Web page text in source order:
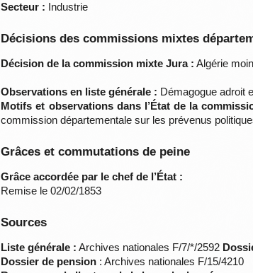
Secteur : Industrie
Décisions des commissions mixtes
Décision de la commission mixte Jura : Algérie
Observations en liste générale : Démagogue adroit
Motifs et observations dans l’État de la
commission départementale sur les prévenus
Grâces et commutations de peine
Grâce accordée par le chef de l’État :
Remise le 02/02/1853
Sources
Liste générale : Archives nationales F/7/*/2592
Dossier de pension : Archives nationales F/15/4210